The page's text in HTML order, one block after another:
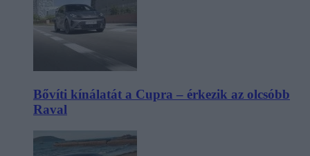
Bővíti kínálatát a Cupra – érkezik az olcsóbb
Raval